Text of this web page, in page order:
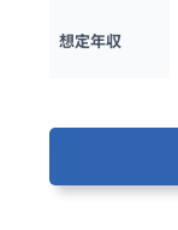
想定年収